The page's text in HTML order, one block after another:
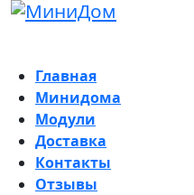
Главная
Минидома
Модули
Доставка
Контакты
Отзывы